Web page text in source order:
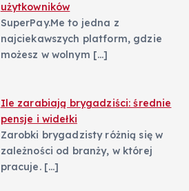
użytkowników
SuperPay.Me to jedna z
najciekawszych platform, gdzie
możesz w wolnym […]
Ile zarabiają brygadziści: średnie
pensje i widełki
Zarobki brygadzisty różnią się w
zależności od branży, w której
pracuje. […]